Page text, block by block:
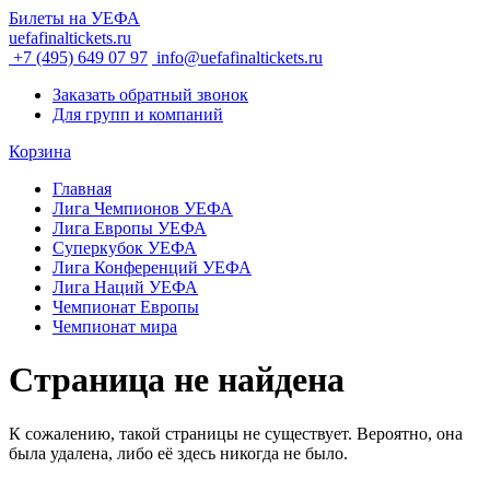
Билеты на УЕФА
uefafinaltickets.ru
+7 (495) 649 07 97 info@uefafinaltickets.ru
Заказать обратный звонок
Для групп и компаний
Корзина
Главная
Лига Чемпионов УЕФА
Лига Европы УЕФА
Суперкубок УЕФА
Лига Конференций УЕФА
Лига Наций УЕФА
Чемпионат Европы
Чемпионат мира
Страница не найдена
К сожалению, такой страницы не существует. Вероятно, она
была удалена, либо её здесь никогда не было.